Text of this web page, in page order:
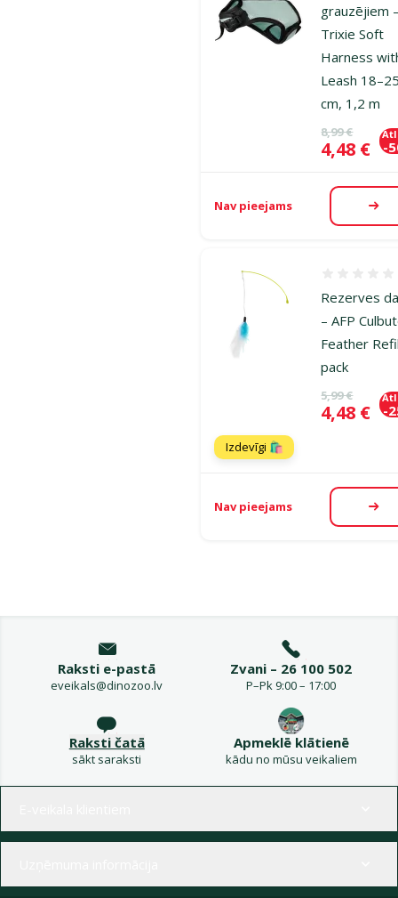
grauzējiem
Trixie Soft
Harness
Leash
cm, 1,2 m
Oriģinālā
8,99 €
Cena
4,48 € -
Nav pieejams
Rezerves
– AFP
Feather
pack
Oriģinālā
5,99 €
Cena
4,48 € -
Izdevīgi 🛍️
Nav pieejams
Raksti e-pastā
eveikals@dinozoo.lv
Zvani – 26 100 502
P–Pk 9:00 – 17:00
Raksti čatā
sākt saraksti
Apmeklē klātienē
kādu no mūsu veikaliem